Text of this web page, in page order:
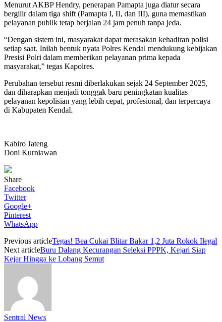
Menurut AKBP Hendry, penerapan Pamapta juga diatur secara
bergilir dalam tiga shift (Pamapta I, II, dan III), guna memastikan
pelayanan publik tetap berjalan 24 jam penuh tanpa jeda.
“Dengan sistem ini, masyarakat dapat merasakan kehadiran polisi
setiap saat. Inilah bentuk nyata Polres Kendal mendukung kebijakan
Presisi Polri dalam memberikan pelayanan prima kepada
masyarakat,” tegas Kapolres.
Perubahan tersebut resmi diberlakukan sejak 24 September 2025,
dan diharapkan menjadi tonggak baru peningkatan kualitas
pelayanan kepolisian yang lebih cepat, profesional, dan terpercaya
di Kabupaten Kendal.
Kabiro Jateng
Doni Kurniawan
Share
Facebook
Twitter
Google+
Pinterest
WhatsApp
Previous articleTegas! Bea Cukai Blitar Bakar 1,2 Juta Rokok Ilegal
Next articleBuru Dalang Kecurangan Seleksi PPPK, Kejari Siap
Kejar Hingga ke Lobang Semut
Sentral News